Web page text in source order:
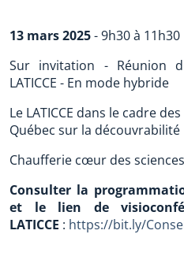
13 mars 2025- 9h30 à 11h30
Sur invitation - Réunion
LATICCE - En mode hybride
Le LATICCE dans le cadre
Québec sur la découvrabilité
Chaufferie cœur des sciences
Consulter la
et le lien de
LATICCE : https://bit.ly/